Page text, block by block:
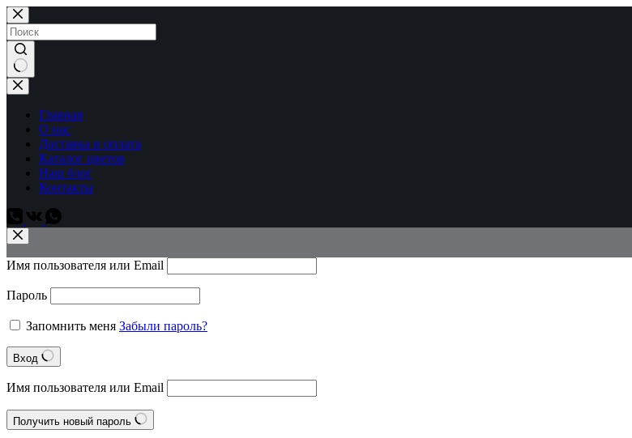
Перейти
к
сути
Ничего
не
найденоГлавная
О нас
Доставка и оплата
Каталог цветов
Наш блог
Контакты
Имя пользователя или Email
Пароль
Запомнить меня Забыли пароль?
Вход
Имя пользователя или Email
Получить новый пароль